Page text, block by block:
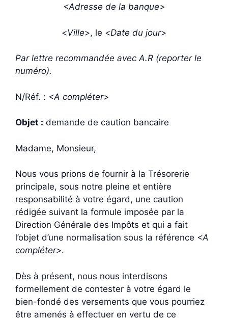
<Adresse de la banque>
<Ville>, le <Date du jour>
Par lettre recommandée avec A.R (reporter le
numéro).
N/Réf. : <A compléter>
Objet : demande de caution bancaire
Madame, Monsieur,
Nous vous prions de fournir à la Trésorerie
principale, sous notre pleine et entière
responsabilité à votre égard, une caution
rédigée suivant la formule imposée par la
Direction Générale des Impôts et qui a fait
l’objet d’une normalisation sous la référence <A
compléter>.
Dès à présent, nous nous interdisons
formellement de contester à votre égard le
bien-fondé des versements que vous pourriez
être amenés à effectuer en vertu de ce